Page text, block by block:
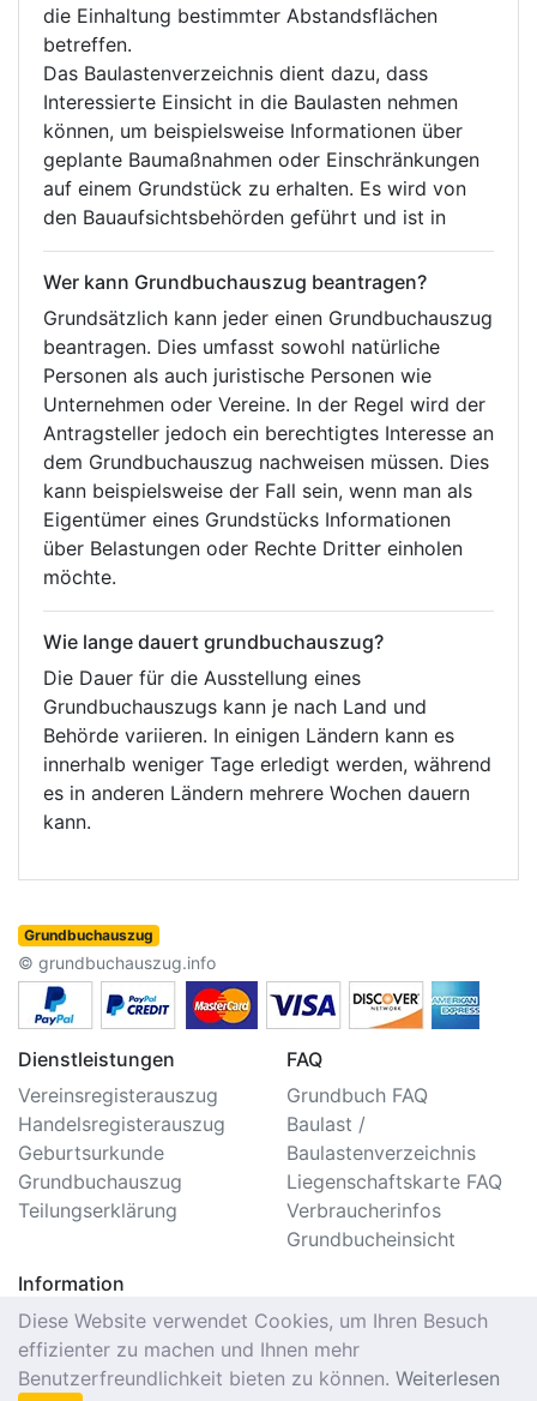
die Einhaltung bestimmter Abstandsflächen
betreffen.
Das Baulastenverzeichnis dient dazu, dass
Interessierte Einsicht in die Baulasten nehmen
können, um beispielsweise Informationen über
geplante Baumaßnahmen oder Einschränkungen
auf einem Grundstück zu erhalten. Es wird von
den Bauaufsichtsbehörden geführt und ist in
Wer kann Grundbuchauszug beantragen?
Grundsätzlich kann jeder einen Grundbuchauszug
beantragen. Dies umfasst sowohl natürliche
Personen als auch juristische Personen wie
Unternehmen oder Vereine. In der Regel wird der
Antragsteller jedoch ein berechtigtes Interesse an
dem Grundbuchauszug nachweisen müssen. Dies
kann beispielsweise der Fall sein, wenn man als
Eigentümer eines Grundstücks Informationen
über Belastungen oder Rechte Dritter einholen
möchte.
Wie lange dauert grundbuchauszug?
Die Dauer für die Ausstellung eines
Grundbuchauszugs kann je nach Land und
Behörde variieren. In einigen Ländern kann es
innerhalb weniger Tage erledigt werden, während
es in anderen Ländern mehrere Wochen dauern
kann.
Grundbuchauszug
© grundbuchauszug.info
Dienstleistungen
Vereinsregisterauszug
Handelsregisterauszug
Geburtsurkunde
Grundbuchauszug
Teilungserklärung
FAQ
Grundbuch FAQ
Baulast /
Baulastenverzeichnis
Liegenschaftskarte FAQ
Verbraucherinfos
Grundbucheinsicht
Information
Impressum/Kontakt
Datenschutzerklärung
Nutzungsbedingungen
Diese Website verwendet Cookies, um Ihren Besuch
effizienter zu machen und Ihnen mehr
Benutzerfreundlichkeit bieten zu können. Weiterlesen